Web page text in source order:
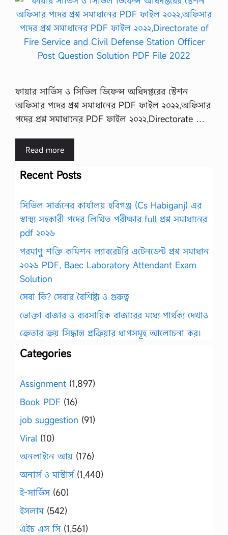
ফায়ার সার্ভিস ও সিভিল ডিফেন্স অধিদপ্তরের স্টেশন
অফিসার পদের প্রশ্ন সমাধানের PDF ফাইল ২০২২,অফিসার
পদের প্রশ্ন সমাধানের PDF ফাইল ২০২২,Directorate …
Read more
Recent Posts
সিভিল সার্জনের কার্যালয় হবিগঞ্জ (Cs Habiganj) এর
স্বাস্থ্য সহকারী পদের লিখিত পরীক্ষার full প্রশ্ন সমাধানের
pdf ২০২৬
পরমাণু শক্তি কমিশন ল্যাবরেটরি এটেনডেন্ট প্রশ্ন সমাধান
২০২৬ PDF, Baec Laboratory Attendant Exam
Solution
সেবা কি? সেবার বৈশিষ্ট্য ও গুরুত্ব
ভোক্তা বাজার ও ব্যবসায়িক বাজারের মধ্যে পার্থক্য দেখাও
ক্রেতার ক্রয় সিদ্ধান্ত প্রক্রিয়ার ধাপসমূহ আলোচনা কর।
Categories
Assignment (1,897)
Book PDF (16)
job suggestion (91)
Viral (10)
অনলাইনে আয় (176)
অনার্স ও মাস্টার্স(1,440)
ই-সার্ভিস(60)
ইসলাম(542)
এইচ এস সি(1,561)